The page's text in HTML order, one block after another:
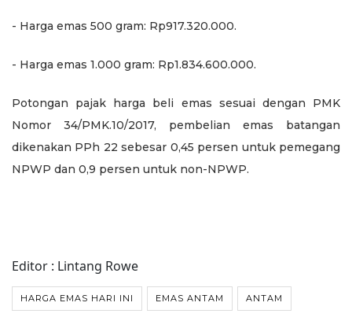
- ⁠Harga emas 500 gram: Rp917.320.000.
- ⁠Harga emas 1.000 gram: Rp1.834.600.000.
Potongan pajak harga beli emas sesuai dengan PMK
Nomor 34/PMK.10/2017, pembelian emas batangan
dikenakan PPh 22 sebesar 0,45 persen untuk pemegang
NPWP dan 0,9 persen untuk non-NPWP.
Editor : Lintang Rowe
HARGA EMAS HARI INI EMAS ANTAM ANTAM